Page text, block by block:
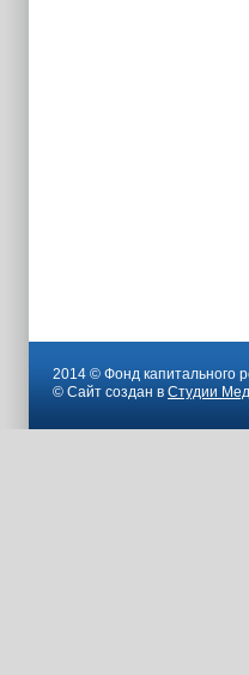
2014 © Фонд капитального
© Сайт создан в Студии